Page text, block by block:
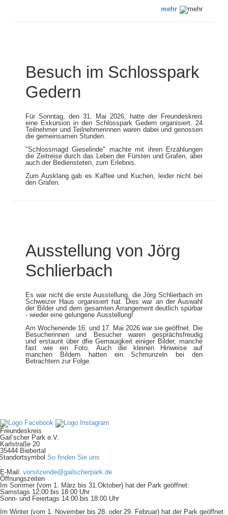
mehr
Besuch im Schlosspark
Gedern
Für Sonntag, den 31. Mai 2026, hatte der Freundeskreis
eine Exkursion in den Schlosspark Gedern organisiert. 24
Teilnehmer und Teilnehmerinnen waren dabei und genossen
die gemeinsamen Stunden.
"Schlossmagd Gieselinde" machte mit ihren Erzählungen
die Zeitreise durch das Leben der Fürsten und Grafen, aber
auch der Bediensteten, zum Erlebnis.
​​​​​​​Zum Ausklang gab es Kaffee und Kuchen, leider nicht bei
den Grafen.
Ausstellung von Jörg
Schlierbach
Es war nicht die erste Ausstellung, die Jörg Schlierbach im
Schweizer Haus organisiert hat. Dies war an der Auswahl
der Bilder und dem gesamten Arrangement deutlich spürbar
- wieder eine gelungene Ausstellung!
​​​​​​​Am Wochenende 16. und 17. Mai 2026 war sie geöffnet. Die
Besucherinnen und Besucher waren gesprächsfreudig
und erstaunt über dfie Gemauigkeit einiger Bilder, manche
fast wie ein Foto. Auch die kleinen Hinweise auf
manchen Bildern hatten ein Schmunzeln bei den
Betrachtern zur Folge.
Freundeskreis
Gail’scher Park e.V.
Karlstraße 20
35444 Biebertal
So finden Sie uns
E-Mail: vorsitzende@gailscherpark.de
Öffnungszeiten
Im Sommer (vom 1. März bis 31.Oktober) hat der Park geöffnet:
Samstags 12:00 bis 18:00 Uhr
Sonn- und Feiertags 14:00 bis 18:00 Uhr
Im Winter (vom 1. November bis 28. oder 29. Februar) hat der Park geöffnet: